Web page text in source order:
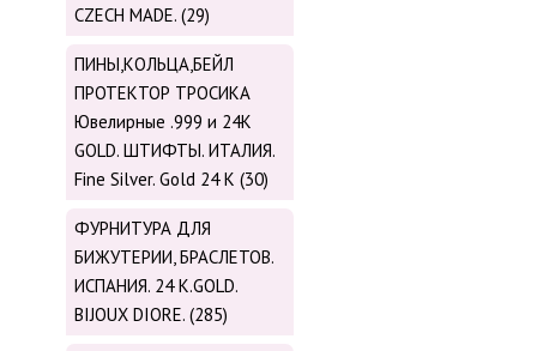
CZECH MADE. (29)
ПИНЫ,КОЛЬЦА,БЕЙЛ
ПРОТЕКТОР ТРОСИКА
Ювелирные .999 и 24К
GOLD. ШТИФТЫ. ИТАЛИЯ.
Fine Silver. Gold 24 K (30)
ФУРНИТУРА ДЛЯ
БИЖУТЕРИИ, БРАСЛЕТОВ.
ИСПАНИЯ. 24 K.GOLD.
BIJOUX DIORE. (285)